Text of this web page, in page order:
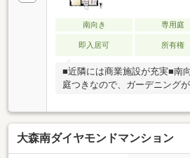
南向き 専用庭
即入居可 所有権
■近隣には商業施設が充実■南
庭つきなので、ガーデニング
大森南ダイヤモンドマンション